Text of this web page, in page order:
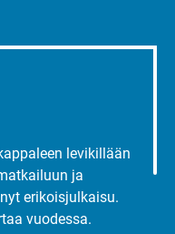
levikillään
ja
erikoisjulkaisu.
vuodessa.